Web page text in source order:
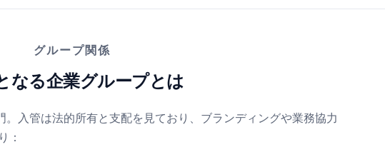
グループ関係
なる企業グループとは
入管は法的所有と支配を見ており、ブランディングや業務協力
：